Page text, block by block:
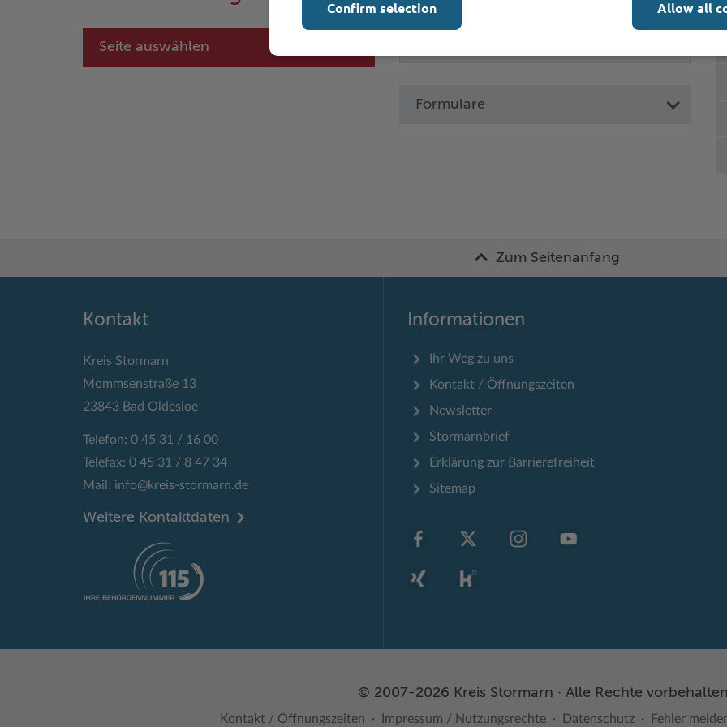
Seite auswählen
Formulare
Zum Seitenanfang
Kontakt
Kreis Stormarn
Mommsenstraße 13
23843 Bad Oldesloe
Telefon: 0 45 31 / 16 00
Telefax: 0 45 31 / 8 47 34
Mail: info@kreis-stormarn.de
Weitere Kontaktdaten
Informationen
Ihr Weg zu uns
Kontakt / Öffnungszeiten
Newsletter
Stormarnbrief
Erklärung zur Barrierefreiheit
Sitemap
© 2007-2026 Kreis Stormarn · Alle Rechte
Kontakt / Öffnungszeiten Impressum / Nutzungsrechte Datenschutz Fehler
Allow all
Confirm selection